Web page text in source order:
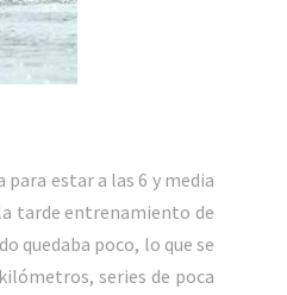
estar a las 6 y media
tarde entrenamiento de
quedaba poco, lo que se
series de poca